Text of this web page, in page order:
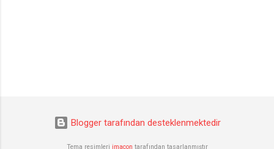
Blogger tarafından desteklenmektedir
Tema resimleri imacon tarafından tasarlanmıştır